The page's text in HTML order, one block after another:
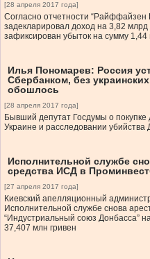
[28 апреля 2017 года]
Согласно отчетности “Райффайзен
задекларировал доход на 3,82 млрд
зафиксирован убыток на сумму
Илья Пономарев: Россия
Сбербанком, без
обошлось
[28 апреля 2017 года]
Бывший депутат Госдумы о покупке
Украине и расследовании убийства
Исполнительной службе
средства ИСД в
[27 апреля 2017 года]
Киевский апелляционный
Исполнительной службе снова
“Индустриальный союз Донбасса”
37,407 млн гривен